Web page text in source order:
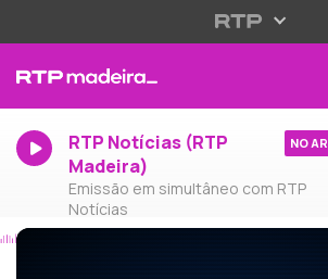
RTP Notícias (RTP
Madeira)
Emissão em simultâneo com RTP
Notícias
NO AR